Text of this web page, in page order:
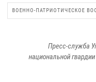
ВОЕННО-ПАТРИОТИЧЕСКОЕ
Пресс-служба
национальной